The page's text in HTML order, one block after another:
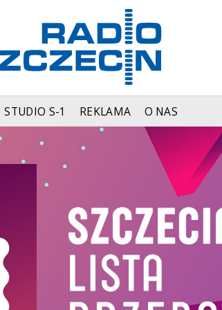
STUDIO S-1 REKLAMA O NAS